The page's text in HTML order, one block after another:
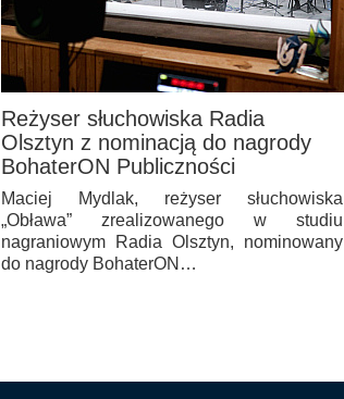
Reżyser słuchowiska Radia
Olsztyn z nominacją do nagrody
BohaterON Publiczności
Maciej Mydlak, reżyser słuchowiska
„Obława” zrealizowanego w studiu
nagraniowym Radia Olsztyn, nominowany
do nagrody BohaterON…